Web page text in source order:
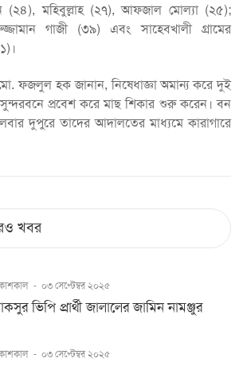
(২৪), মহিবুল্লাহ (২৭), আফজাল মোল্যা (২৫);
গাজী (৩৯) এবং সাহেবখালী গ্রামের
ফজলুল হক জানান, নিষেধাজ্ঞা অমান্য করে দুই
প্রবেশ করে মাছ শিকার শুরু করেন। বন
দুপুরে তাদের আদালতের মাধ্যমে কারাগারে
খবর
- ০৩ সেপ্টেম্বর ২০২৫
ভিপি প্রার্থী জালালের জামিন নামঞ্জুর
- ০৩ সেপ্টেম্বর ২০২৫